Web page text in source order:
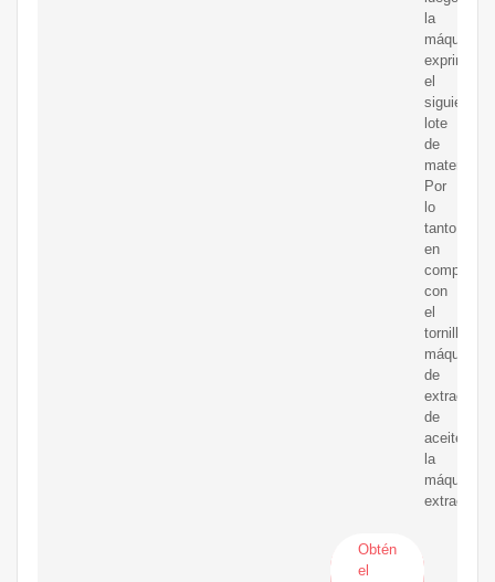
la
máquina
exprime
el
siguiente
lote
de
materiales.
Por
lo
tanto,
en
con
el
tornillo
máquina
de
extracción
de
aceite,
la
máquina
extractora
Obtén
el